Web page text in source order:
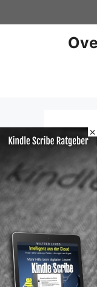
×
Inhalt